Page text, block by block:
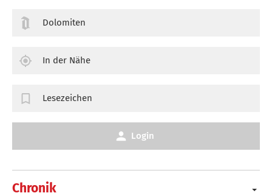
Chronik
Dolomiten
In der Nähe
Lesezeichen
Login